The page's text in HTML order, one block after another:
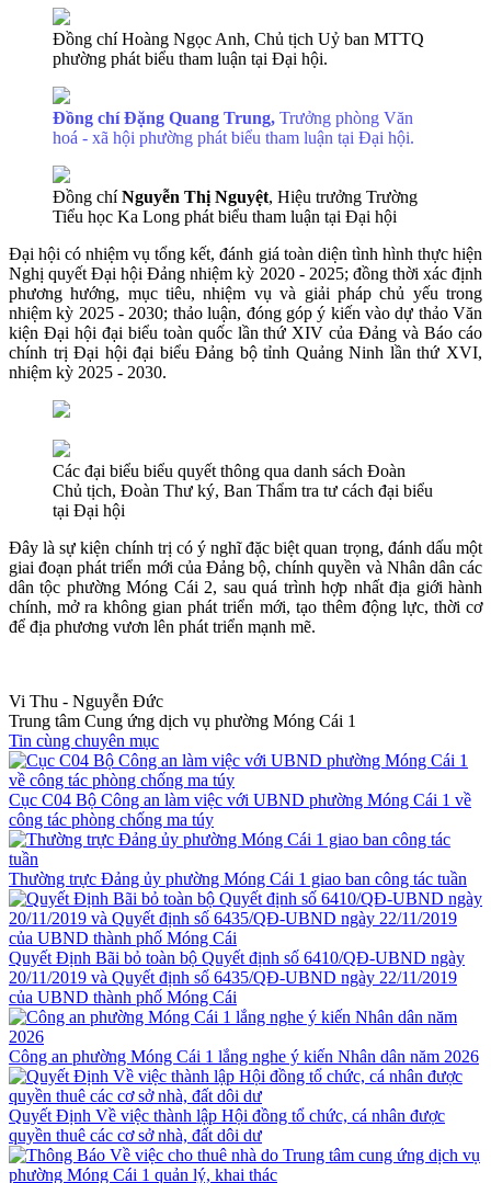
Đồng chí Hoàng Ngọc Anh, Chủ tịch Uỷ ban MTTQ
phường phát biểu tham luận tại Đại hội.
Đồng chí Đặng Quang Trung, Trưởng phòng Văn
hoá - xã hội phường phát biểu tham luận tại Đại hội.
Đồng chíNguyễn Thị Nguyệt, Hiệu trưởng Trường
Tiểu học Ka Long phát biểu tham luận tại Đại hội
Đại hội có nhiệm vụ tổng kết, đánh giá toàn diện tình hình thực hiện
Nghị quyết Đại hội Đảng nhiệm kỳ 2020 - 2025; đồng thời xác định
phương hướng, mục tiêu, nhiệm vụ và giải pháp chủ yếu trong
nhiệm kỳ 2025 - 2030; thảo luận, đóng góp ý kiến vào dự thảo Văn
kiện Đại hội đại biểu toàn quốc lần thứ XIV của Đảng và Báo cáo
chính trị Đại hội đại biểu Đảng bộ tỉnh Quảng Ninh lần thứ XVI,
nhiệm kỳ 2025 - 2030.
Các đại biểu biểu quyết thông qua danh sách Đoàn
Chủ tịch, Đoàn Thư ký, Ban Thẩm tra tư cách đại biểu
tại Đại hội
Đây là sự kiện chính trị có ý nghĩ đặc biệt quan trọng, đánh dấu một
giai đoạn phát triển mới của Đảng bộ, chính quyền và Nhân dân các
dân tộc phường Móng Cái 2, sau quá trình hợp nhất địa giới hành
chính, mở ra không gian phát triển mới, tạo thêm động lực, thời cơ
để địa phương vươn lên phát triển mạnh mẽ.
Vi Thu - Nguyễn Đức
Trung tâm Cung ứng dịch vụ phường Móng Cái 1
Tin cùng chuyên mục
Cục C04 Bộ Công an làm việc với UBND phường Móng Cái 1 về
công tác phòng chống ma túy
Thường trực Đảng ủy phường Móng Cái 1 giao ban công tác tuần
Quyết Định Bãi bỏ toàn bộ Quyết định số 6410/QĐ-UBND ngày
20/11/2019 và Quyết định số 6435/QĐ-UBND ngày 22/11/2019
của UBND thành phố Móng Cái
Công an phường Móng Cái 1 lắng nghe ý kiến Nhân dân năm 2026
Quyết Định Về việc thành lập Hội đồng tổ chức, cá nhân được
quyền thuê các cơ sở nhà, đất dôi dư